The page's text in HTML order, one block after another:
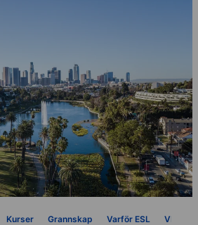
Kurser Grannskap Varför ESL VISA